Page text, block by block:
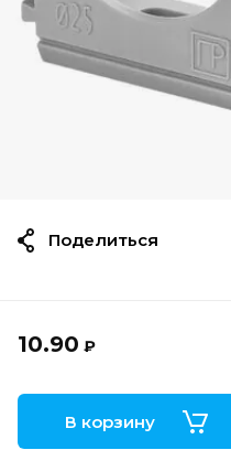
10.90 ₽
В корзину
Поделиться